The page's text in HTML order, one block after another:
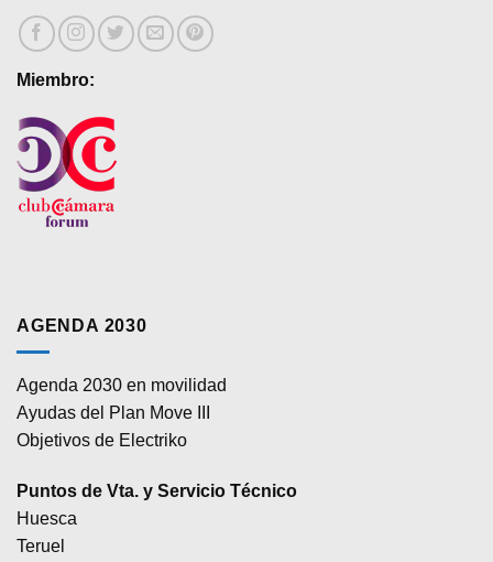
Miembro:
AGENDA 2030
Agenda 2030 en movilidad
Ayudas del Plan Move III
Objetivos de Electriko
Puntos de Vta. y Servicio Técnico
Huesca
Teruel